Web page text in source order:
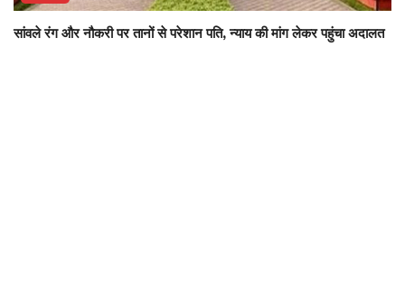
सांवले रंग और नौकरी पर तानों से परेशान पति, न्याय की मांग लेकर पहुंचा अदालत